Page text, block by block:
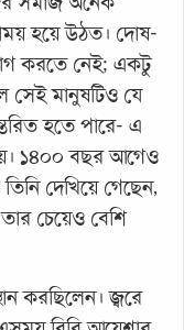
হয়ে উঠত। দোষ-
করতে নেই; একটু
সেই মানুষটিও যে
হতে পারে- এ
১৪০০ বছর আগেও
দেখিয়ে গেছেন,
চেয়েও বেশি
করছিলেন। জ্বরে